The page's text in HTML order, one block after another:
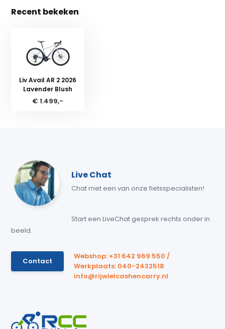
Recent bekeken
Liv Avail AR 2 2026
Lavender Blush
€ 1.499,-
Live Chat
Chat met een van onze fietsspecialisten!
Start een LiveChat gesprek rechts onder in
beeld.
Contact
Webshop: +31 642 969 550 /
Werkplaats: 040-2432518
info@rijwielcashencarry.nl